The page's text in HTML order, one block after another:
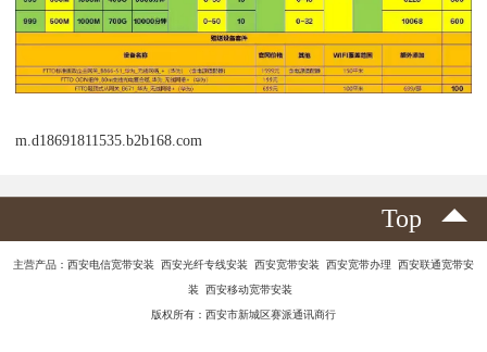
m.d18691811535.b2b168.com
Top
主营产品：西安电信宽带安装 西安光纤专线安装 西安宽带安装 西安宽带办理 西安联通宽带安
装 西安移动宽带安装
版权所有：西安市新城区赛派通讯商行